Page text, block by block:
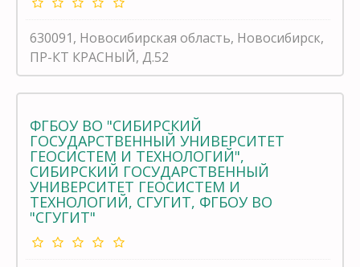
630091, Новосибирская область, Новосибирск,
ПР-КТ КРАСНЫЙ, Д.52
ФГБОУ ВО "СИБИРСКИЙ
ГОСУДАРСТВЕННЫЙ УНИВЕРСИТЕТ
ГЕОСИСТЕМ И ТЕХНОЛОГИЙ",
СИБИРСКИЙ ГОСУДАРСТВЕННЫЙ
УНИВЕРСИТЕТ ГЕОСИСТЕМ И
ТЕХНОЛОГИЙ, СГУГИТ, ФГБОУ ВО
"СГУГИТ"